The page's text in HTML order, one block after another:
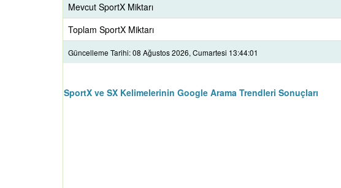
Mevcut SportX Miktarı
Toplam SportX Miktarı
Güncelleme Tarihi: 08 Ağustos 2026, Cumartesi 13:44:01
SportX ve SX Kelimelerinin Google Arama Trendleri Sonuçları